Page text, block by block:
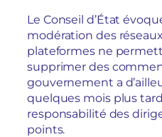
Le Conseil d’État
modération des
plateformes ne
supprimer des
gouvernement a
quelques mois plus
responsabilité des
points.